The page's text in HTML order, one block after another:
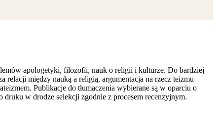
apologetyki, filozofii, nauk o religii i kulturze. Do bardziej
między nauką a religią, argumentacja na rzecz teizmu
Publikacje do tłumaczenia wybierane są w oparciu o
w drodze selekcji zgodnie z procesem recenzyjnym.